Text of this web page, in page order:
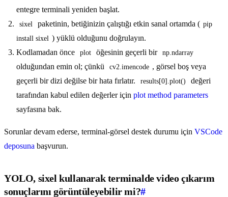
entegre terminali yeniden başlat.
sixel paketinin, betiğinizin çalıştığı etkin sanal ortamda ( pip
install sixel ) yüklü olduğunu doğrulayın.
Kodlamadan önce
plot öğesinin geçerli bir np.ndarray
olduğundan emin ol; çünkü cv2.imencode , görsel boş veya
geçerli bir dizi değilse bir hata fırlatır.
results[0].plot()
değeri
tarafından kabul edilen değerler için plot method parameters
sayfasına bak.
Sorunlar devam ederse, terminal-görsel destek durumu için VSCode
deposuna başvurun.
YOLO, sixel kullanarak terminalde video çıkarım
sonuçlarını görüntüleyebilir mi?#